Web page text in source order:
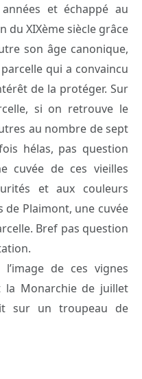
et échappé au
du XIXème siècle grâce
son âge canonique,
qui a convaincu
de la protéger. Sur
si on retrouve le
au nombre de sept
hélas, pas question
cuvée de ces vieilles
et aux couleurs
Plaimont, une cuvée
Bref pas question
de ces vignes
la Monarchie de juillet
sur un troupeau de